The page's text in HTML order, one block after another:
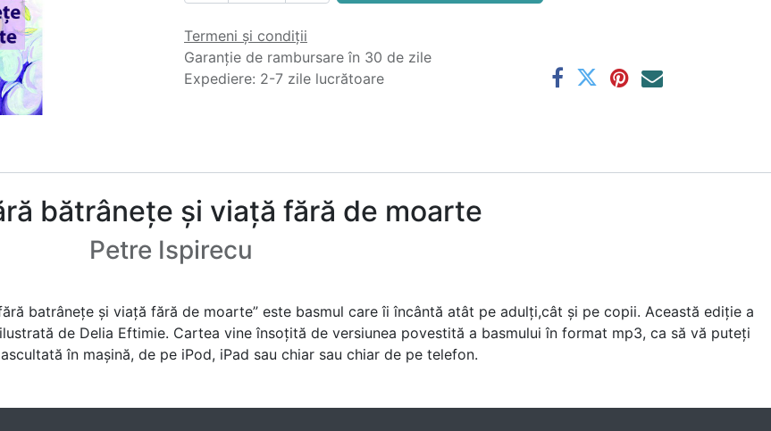
Termeni și condiții
Garanție de rambursare în 30 de zile
Expediere: 2-7 zile lucrătoare
bătrânețe și viață fără de moarte
Petre Ispirecu
batrâneţe şi viaţă fără de moarte” este basmul care îi încântă atât pe adulţi,cât şi pe copii. Această ediţie a
de Delia Eftimie. Cartea vine însoţită de versiunea povestită a basmului în format mp3, ca să vă puteţi
în maşină, de pe iPod, iPad sau chiar sau chiar de pe telefon.